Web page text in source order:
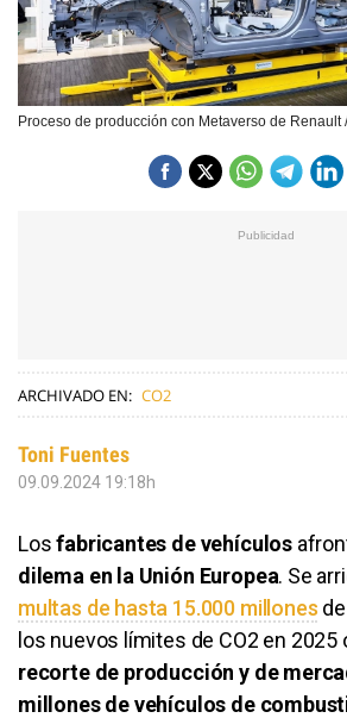
Proceso de producción con Metaverso de Renault
ARCHIVADO EN: CO2
Toni Fuentes
09.09.2024 19:18h
Losfabricantes de vehículos
dilema en la Unión Europea. Se
multas de hasta 15.000 millones
los nuevos límites de CO2 en 2025
recorte de producción y de
millones de vehículos de